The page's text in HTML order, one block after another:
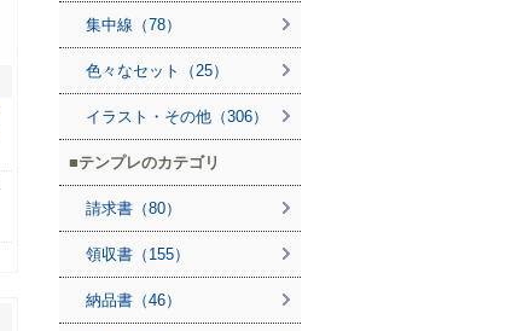
集中線（78）
色々なセット（25）
イラスト・その他（306）
テンプレのカテゴリ
請求書（80）
領収書（155）
納品書（46）